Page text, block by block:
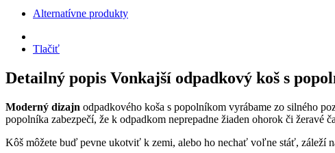
Alternatívne produkty
Tlačiť
Detailný popis Vonkajší odpadkový koš s
Moderný dizajn odpadkového koša s popolníkom vyrábame zo silného
popolníka zabezpečí, že k odpadkom neprepadne žiaden ohorok či žeravé
Kôš môžete buď pevne ukotviť k zemi, alebo ho nechať voľne stáť, záleží